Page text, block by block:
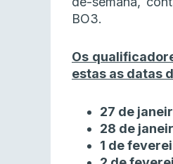
BO3.
Os
estas as datas
27 de
28 de
1 de